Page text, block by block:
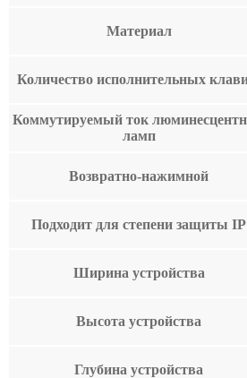
Материал
Количество исполнительных
Коммутируемый ток
ламп
Возвратно-нажимной
Подходит для степени защиты IP
Ширина устройства
Высота устройства
Глубина устройства